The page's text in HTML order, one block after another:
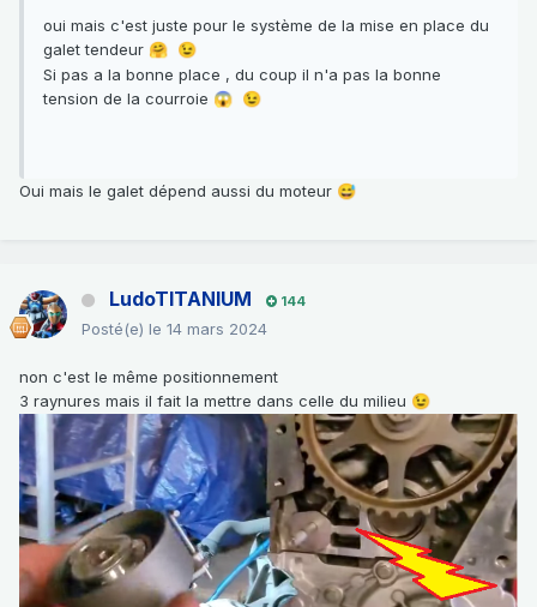
oui mais c'est juste pour le système de la mise en place du
galet tendeur 🤗 😉
Si pas a la bonne place , du coup il n'a pas la bonne
tension de la courroie 😱 😉
Oui mais le galet dépend aussi du moteur 😅
LudoTITANIUM 144
Posté(e) le 14 mars 2024
non c'est le même positionnement
3 raynures mais il fait la mettre dans celle du milieu 😉